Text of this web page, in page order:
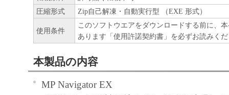
圧縮形式
Zip自己解凍・自動実行型 （EXE 形式）
使用条件
このソフトウエアをダウンロードする前に、
あります「使用許諾契約書」を必ずお読みく
本製品の内容
MP Navigator EX